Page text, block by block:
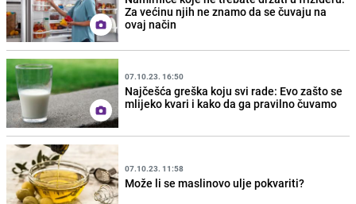
Za većinu njih ne znamo da se čuvaju na
ovaj način
07.10.23. 16:50
Najčešća greška koju svi rade: Evo zašto se
mlijeko kvari i kako da ga pravilno čuvamo
07.10.23. 11:58
Može li se maslinovo ulje pokvariti?